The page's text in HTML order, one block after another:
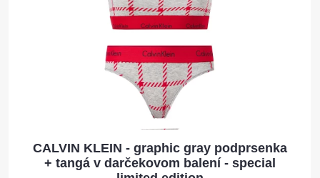
CALVIN KLEIN - graphic gray podprsenka
+ tangá v darčekovom balení - special